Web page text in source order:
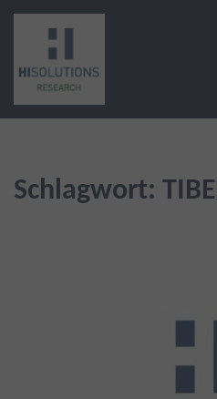
Zum
springen
Schlagwort: